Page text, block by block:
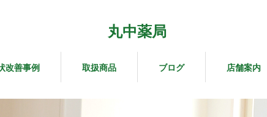
丸中薬局
改善事例 取扱商品 ブログ 店舗案内